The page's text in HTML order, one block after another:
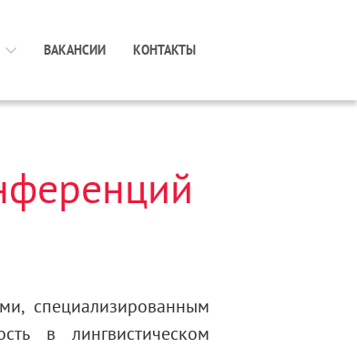
ВАКАНСИИ КОНТАКТЫ
специализированным
в лингвистическом